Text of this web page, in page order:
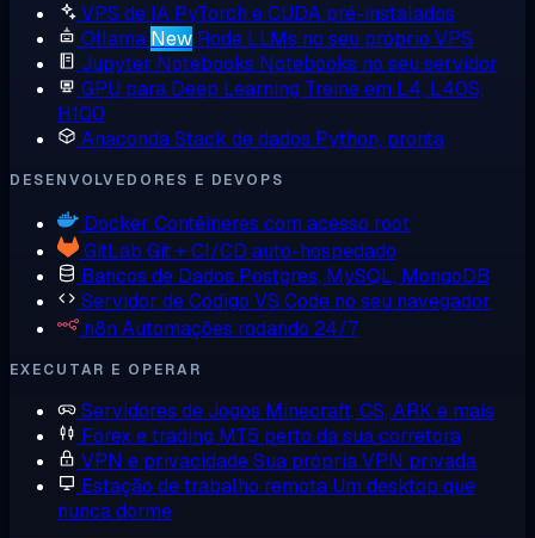
VPS de IA PyTorch e CUDA pré-instalados
Ollama New Rode LLMs no seu próprio VPS
Jupyter Notebooks Notebooks no seu servidor
GPU para Deep Learning Treine em L4, L40S,
H100
AnacondaStack de dados Python, pronta
DESENVOLVEDORES E DEVOPS
Docker Contêineres com acesso root
GitLab Git + CI/CD auto-hospedado
Bancos de Dados Postgres, MySQL, MongoDB
Servidor de Código VS Code no seu navegador
n8n Automações rodando 24/7
EXECUTAR E OPERAR
Servidores de Jogos Minecraft, CS, ARK e mais
Forex e trading MT5 perto da sua corretora
VPN e privacidadeSua própria VPN privada
Estação de trabalho remota Um desktop que
nunca dorme